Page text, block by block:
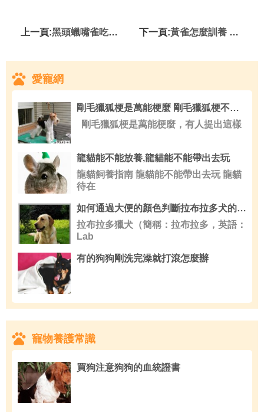
上一頁:黑頭蠟嘴雀吃什麼 蔬果也要適當喂食 下一頁:黃雀怎麼訓養 黃雀訓練方法及要點
愛寵網
剛毛獵狐梗是萬能梗麼 剛毛獵狐梗不是萬能梗
剛毛獵狐梗是萬能梗麼，有人提出這樣
龍貓能不能放養,龍貓能不能帶出去玩
龍貓飼養指南 龍貓能不能帶出去玩 龍貓
待在
如何通過大便的顏色判斷拉布拉多犬的疾病
拉布拉多獵犬（簡稱：拉布拉多，英語：
Lab
有的狗狗剛洗完澡就打滾怎麼辦
寵物養護常識
買狗注意狗狗的血統證書